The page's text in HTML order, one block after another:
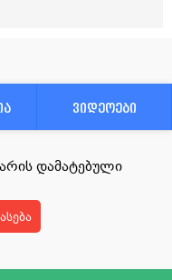
ვიდეოები
არის დამატებული